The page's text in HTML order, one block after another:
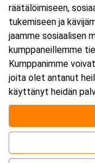
räätälöimiseen,
tukemiseen ja
jaamme sosiaalisen
kumppaneillemme
Kumppanimme
joita olet antanut
käyttänyt heidän